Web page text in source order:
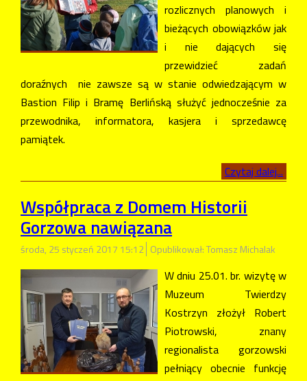
rozlicznych planowych i
bieżących obowiązków jak
i nie dających się
przewidzieć zadań
doraźnych nie zawsze są w stanie odwiedzającym w
Bastion Filip i Bramę Berlińską służyć jednocześnie za
przewodnika, informatora, kasjera i sprzedawcę
pamiątek.
Czytaj dalej...
Współpraca z Domem Historii
Gorzowa nawiązana
środa, 25 styczeń 2017 15:12 Opublikował: Tomasz Michalak
W dniu 25.01. br. wizytę w
Muzeum Twierdzy
Kostrzyn złożył Robert
Piotrowski, znany
regionalista gorzowski
pełniący obecnie funkcję